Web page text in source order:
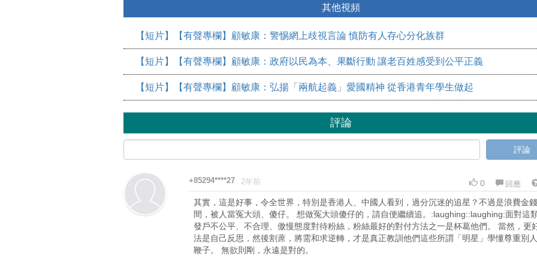
其他視頻
【短片】【有聲專欄】顧敏康：警惕網上歧視言論 慎防有人存心分化族群
【短片】【有聲專欄】顧敏康：​政府以民為本、果斷行動 讓老百姓感受到公平正義
【短片】【有聲專欄】顧敏康：弘揚「兩航起義」愛國精神 從香港青年學生做起
評論
評論
+85294****27 2年前 0 回應
其實，這是好事，令全世界，特別是香港人、中國人看到，過分沉迷的追星？不過是浪費金
間，被人當冤大頭、傻仔。 想做冤大頭傻仔的，請自便繼續追。:laughing::laughing:面對這
發戶不公平、不合理、傲慢態度對待粉絲，粉絲最好的對付方法之一是杯葛他們。 當然，更
法是自己反思，然後割蓆，將需和求逆轉，才是真正教訓他們這些所謂「明星」學懂尊重別
鞭子。 無欲則剛，永遠是對的。